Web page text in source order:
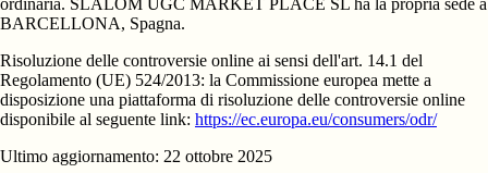
ordinaria. SLALOM UGC MARKET PLACE SL ha la propria sede a
BARCELLONA, Spagna.
Risoluzione delle controversie online ai sensi dell'art. 14.1 del
Regolamento (UE) 524/2013: la Commissione europea mette a
disposizione una piattaforma di risoluzione delle controversie online
disponibile al seguente link: https://ec.europa.eu/consumers/odr/
Ultimo aggiornamento: 22 ottobre 2025